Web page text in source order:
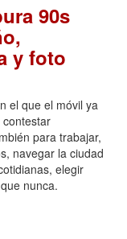
90s
y foto
el que el móvil ya
para trabajar,
navegar la ciudad
elegir
nunca.